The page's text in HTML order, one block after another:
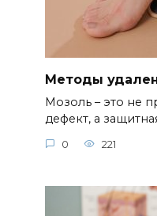
Методы
Мозоль – это не
дефект, а
0 221